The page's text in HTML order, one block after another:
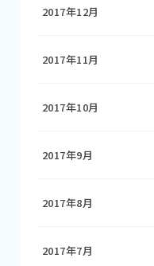
2017年12月
2017年11月
2017年10月
2017年9月
2017年8月
2017年7月